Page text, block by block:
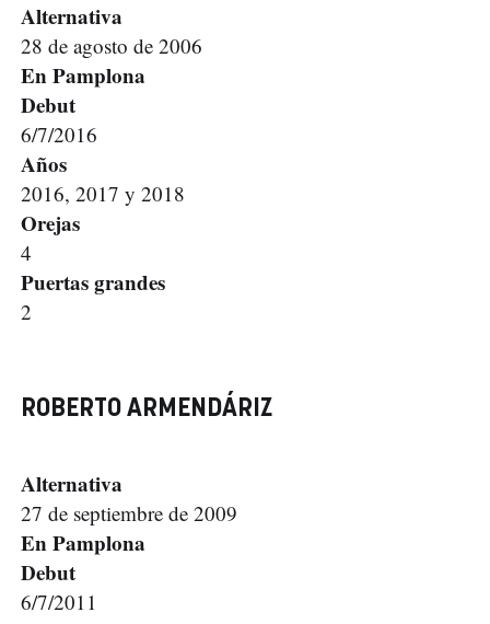
Alternativa
28 de agosto de 2006
En Pamplona
Debut
6/7/2016
Años
2016, 2017 y 2018
Orejas
4
Puertas grandes
2
ROBERTO ARMENDÁRIZ
Alternativa
27 de septiembre de 2009
En Pamplona
Debut
6/7/2011